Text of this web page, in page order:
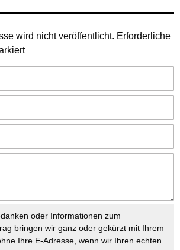
wird nicht veröffentlicht. Erforderliche
oder Informationen zum
bringen wir ganz oder gekürzt mit Ihrem
Ihre E-Adresse, wenn wir Ihren echten